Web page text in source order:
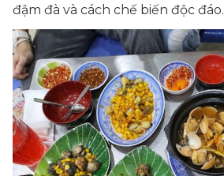
đậm đà và cách chế biến độc đáo.